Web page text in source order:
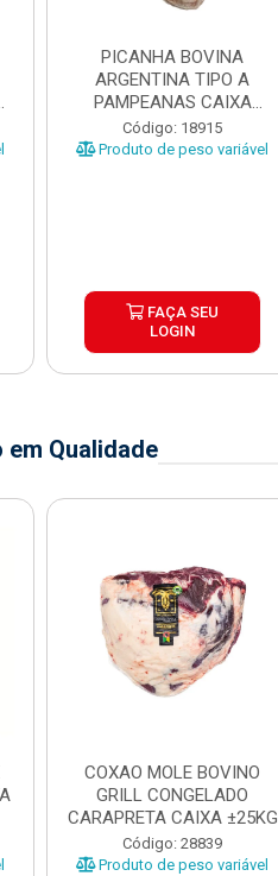
PICANHA BOVINA
ARGENTINA TIPO A
PAMPEANAS CAIXA
±20KG PEÇAS ...
Código: 18915
Produto de peso variável
FAÇA SEU
LOGIN
Qualidade
COXAO MOLE BOVINO
GRILL CONGELADO
CARAPRETA CAIXA ±25KG
Código: 28839
Produto de peso variável